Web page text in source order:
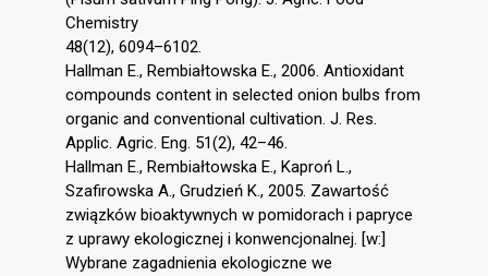
Chemistry
48(12), 6094–6102.
Hallman E., Rembiałtowska E., 2006. Antioxidant
compounds content in selected onion bulbs from
organic and conventional cultivation. J. Res.
Applic. Agric. Eng. 51(2), 42–46.
Hallman E., Rembiałtowska E., Kaproń L.,
Szafirowska A., Grudzień K., 2005. Zawartość
związków bioaktywnych w pomidorach i papryce
z uprawy ekologicznej i konwencjonalnej. [w:]
Wybrane zagadnienia ekologiczne we